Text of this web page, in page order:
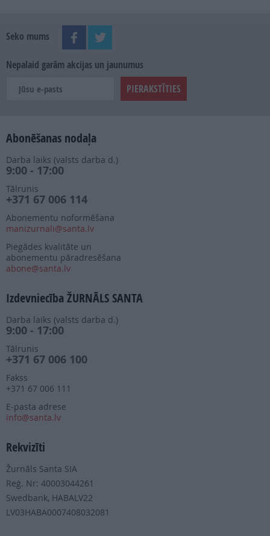
Seko mums
Nepalaid garām akcijas un jaunumus
Abonēšanas nodaļa
Darba laiks (valsts darba d.)
9:00 - 17:00
Tālrunis
+371 67 006 114
Abonementu noformēšana
manizurnali@santa.lv
Piegādes kvalitāte un
abonementu pāradresēšana
abone@santa.lv
Izdevniecība ŽURNĀLS SANTA
Darba laiks (valsts darba d.)
9:00 - 17:00
Tālrunis
+371 67 006 100
Fakss
+371 67 006 111
E-pasta adrese
info@santa.lv
Rekvizīti
Žurnāls Santa SIA
Reģ. Nr: 40003044261
Swedbank, HABALV22
LV03HABA0007408032081